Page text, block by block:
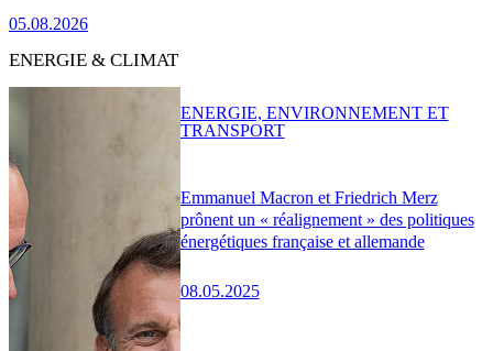
05.08.2026
ENERGIE & CLIMAT
Emmanuel Macron et Friedrich Merz
prônent un « réalignement » des politiques
énergétiques française et allemande
08.05.2025
ENERGIE, ENVIRONNEMENT ET
TRANSPORT